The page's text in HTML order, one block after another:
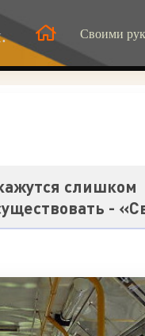
Своими
слишком
-